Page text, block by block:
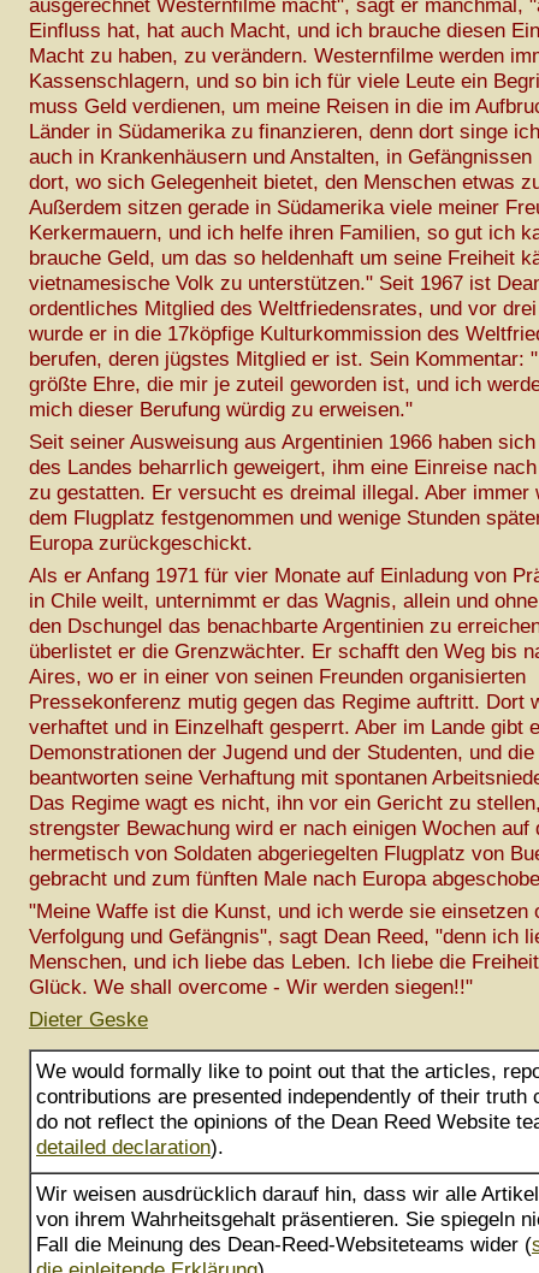
ausgerechnet Westernfilme macht", sagt er manchmal,
Einfluss hat, hat auch Macht, und ich brauche diesen
Macht zu haben, zu verändern. Westernfilme werden
Kassenschlagern, und so bin ich für viele Leute ein
muss Geld verdienen, um meine Reisen in die im
Länder in Südamerika zu finanzieren, denn dort singe
auch in Krankenhäusern und Anstalten, in Gefängnissen
dort, wo sich Gelegenheit bietet, den Menschen etwas
Außerdem sitzen gerade in Südamerika viele meiner
Kerkermauern, und ich helfe ihren Familien, so gut ich
brauche Geld, um das so heldenhaft um seine Freiheit
vietnamesische Volk zu unterstützen." Seit 1967 ist
ordentliches Mitglied des Weltfriedensrates, und vor
wurde er in die 17köpfige Kulturkommission des
berufen, deren jügstes Mitglied er ist. Sein Kommentar:
größte Ehre, die mir je zuteil geworden ist, und ich
mich dieser Berufung würdig zu erweisen."
Seit seiner Ausweisung aus Argentinien 1966 haben
des Landes beharrlich geweigert, ihm eine Einreise
zu gestatten. Er versucht es dreimal illegal. Aber immer
dem Flugplatz festgenommen und wenige Stunden
Europa zurückgeschickt.
Als er Anfang 1971 für vier Monate auf Einladung von
in Chile weilt, unternimmt er das Wagnis, allein und
den Dschungel das benachbarte Argentinien zu
überlistet er die Grenzwächter. Er schafft den Weg bis
Aires, wo er in einer von seinen Freunden organisierten
Pressekonferenz mutig gegen das Regime auftritt. Dort
verhaftet und in Einzelhaft gesperrt. Aber im Lande gibt
Demonstrationen der Jugend und der Studenten, und
beantworten seine Verhaftung mit spontanen
Das Regime wagt es nicht, ihn vor ein Gericht zu
strengster Bewachung wird er nach einigen Wochen auf
hermetisch von Soldaten abgeriegelten Flugplatz von
gebracht und zum fünften Male nach Europa
"Meine Waffe ist die Kunst, und ich werde sie einsetzen
Verfolgung und Gefängnis", sagt Dean Reed, "denn ich
Menschen, und ich liebe das Leben. Ich liebe die
Glück. We shall overcome - Wir werden siegen!!"
Dieter Geske
We would formally like to point out that the articles,
contributions are presented independently of their truth
do not reflect the opinions of the Dean Reed Website
detailed declaration).
Wir weisen ausdrücklich darauf hin, dass wir alle
von ihrem Wahrheitsgehalt präsentieren. Sie spiegeln
Fall die Meinung des Dean-Reed-Websiteteams wider (